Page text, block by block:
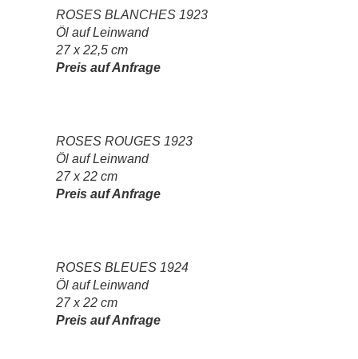
ROSES BLANCHES 1923
Öl auf Leinwand
27 x 22,5 cm
Preis auf Anfrage
ROSES ROUGES 1923
Öl auf Leinwand
27 x 22 cm
Preis auf Anfrage
ROSES BLEUES 1924
Öl auf Leinwand
27 x 22 cm
Preis auf Anfrage